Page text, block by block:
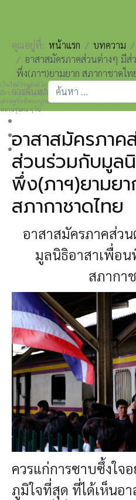
เว็บไซต์วีระศักดิ์ โควสุรัตน์ www.weerasak.org
มีความมุ่งมั่นเเละตั้งใจในการเผยแพร่เรื่องราวความรู้
เศรษฐกิจสังคมกฎหมายและการปกครอง เพื่อให้เกิด
หลานรุ่นต่อ ๆ ไป
คุณอยู่ที่: หน้าแรก บทความ
อาสาสมัครภาคส่วนต่างๆ มี
พึ่ง(ภาฯ)ยามยาก สภากาชาดไท
การค้นหา
Type 2 or more
อาสาสมัครภา
ส่วนร่วมกับมูล
พึ่ง(ภาฯ)ยามย
สภากาชาดไทย
อาสาสมัครภาคส่ว
มูลนิธิอาสาเพื่อ
สภากา
ควรแก่การซาบซึ้งใจอ
ภูมิใจที่สุด ที่ได้เห็นอ